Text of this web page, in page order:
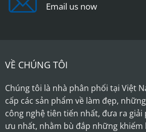
Email us now
VỀ CHÚNG TÔI
Chúng tôi là nhà phân phối tại Việt
cấp các sản phẩm về làm đẹp,
công nghệ tiên tiến nhất, đưa ra giải
ưu nhất, nhằm bù đắp những khiếm